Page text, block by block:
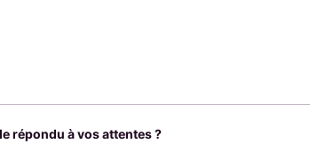
répondu à vos attentes ?